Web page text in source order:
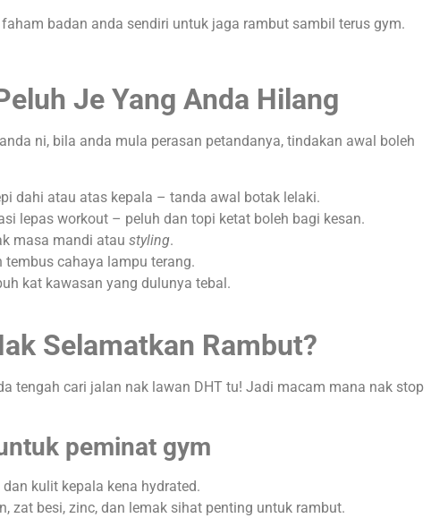
badan anda sendiri untuk jaga rambut sambil terus gym.
Je Yang Anda Hilang
ni, bila anda mula perasan petandanya, tindakan awal boleh
dahi atau atas kepala – tanda awal botak lelaki.
lepas workout – peluh dan topi ketat boleh bagi kesan.
masa mandi atau styling.
cahaya lampu terang.
kat kawasan yang dulunya tebal.
Selamatkan Rambut?
tengah cari jalan nak lawan DHT tu! Jadi macam mana nak stop
peminat gym
kulit kepala kena hydrated.
zat besi, zinc, dan lemak sihat penting untuk rambut.